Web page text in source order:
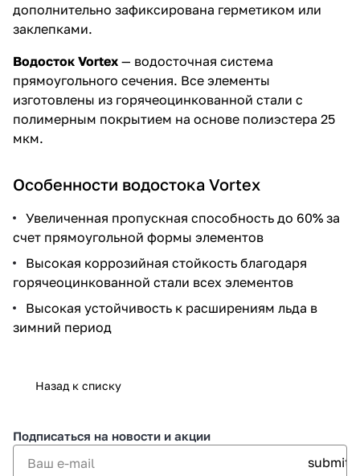
дополнительно зафиксирована герметиком или
заклепками.
Водосток Vortex — водосточная система
прямоугольного сечения. Все элементы
изготовлены из горячеоцинкованной стали с
полимерным покрытием на основе полиэстера 25
мкм.
Особенности водостока Vortex
Увеличенная пропускная способность до 60% за
счет прямоугольной формы элементов
Высокая коррозийная стойкость благодаря
горячеоцинкованной стали всех элементов
Высокая устойчивость к расширениям льда в
зимний период
Назад к списку
Подписаться на новости и акции